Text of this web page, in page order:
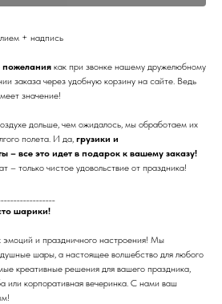
+ надпись
пожелания как при звонке нашему дружелюбному
заказа через удобную корзину на сайте. Ведь
значение!
дольше, чем ожидалось, мы обработаем их
полета. И да, грузики и
– все это идет в подарок к вашему заказу!
– только чистое удовольствие от праздника!
шарики!
эмоций и праздничного настроения! Мы
шары, а настоящее волшебство для любого
креативные решения для вашего праздника,
или корпоративная вечеринка. С нами ваш